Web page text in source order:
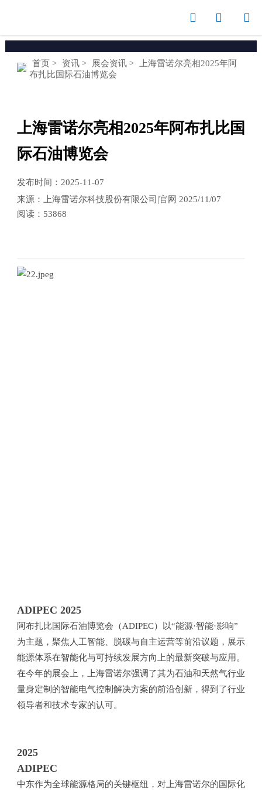
  
首页> 资讯> 展会资讯>
上海雷诺尔亮相2025年阿
布扎比国际石油博览会
上海雷诺尔亮相2025年阿布扎比国
际石油博览会
发布时间：2025-11-07
来源：上海雷诺尔科技股份有限公司|官网 2025/11/07
阅读：53868
ADIPEC 2025
阿布扎比国际石油博览会（ADIPEC）以“能源·智能·影响”
为主题，聚焦人工智能、脱碳与自主运营等前沿议题，展示
能源体系在智能化与可持续发展方向上的最新突破与应用。
在今年的展会上，上海雷诺尔强调了其为石油和天然气行业
量身定制的智能电气控制解决方案的前沿创新，得到了行业
领导者和技术专家的认可。
2025
ADIPEC
中东作为全球能源格局的关键枢纽，对上海雷诺尔的国际化